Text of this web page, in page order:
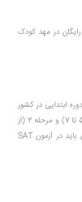
15 ساعت آموزش رایگان در مهد کودک
می‌یابد. دوره ابتدایی در کشور
انگلیس 6 سال طول می‌کشد و دارای مرحله 1 (از سن 5 تا 7) و مرحله 2 (از
سن 7 تا 11) است. در پایان مرحله 1 و 2 دانش آموزان باید در آزمون SAT